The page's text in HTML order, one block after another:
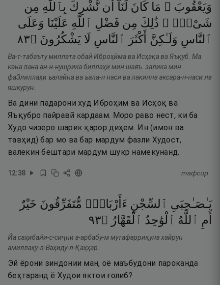
وَيَعْقُوبَ ۚ مَا كَانَ لَنَآ أَن نُّشْرِكَ بِٱللَّهِ مِن
شَىْءٍۢ ۚ ذَٰلِكَ مِن فَضْلِ ٱللَّهِ عَلَيْنَا وَعَلَى
ٱلنَّاسِ وَلَـٰكِنَّ أَكْثَرَ ٱلنَّاسِ لَا يَشْكُرُونَ ۝٣٨
Ва-т-табаъту миллата обаӣ Иброҳӣма ва Исҳақа ва Яъқуб. Ма
кана лана ан-н-нушрика биллаҳи мин шаяъ. залика мин
фаЗлиллаҳи ъалайна ва ъала-н наси ва лакинна аксара-н-наси ла
яшкурун.
Ва дини падарони худ Иброҳим ва Исҳоқ ва
Яъқубро пайравӣ кардаам. Моро раво нест, ки ба
Худо чизеро шарик қарор диҳем. Ин (имон ва
тавҳид) бар мо ва бар мардум фазли Худост,
валекин бештари мардум шукр намекунанд.
12:38 тафсир
يَـٰصَـٰحِبَىِ ٱلسِّجْنِ ءَأَرْبَابٌۭ مُّتَفَرِّقُونَ خَيْرٌ
أَمِ ٱللَّهُ ٱلْوَٰحِدُ ٱلْقَهَّارُ ۝٣٩
Йа саҳибайи-с-сиҷни а-арбабу-м мутафарриқуна хайрун
амиллаҳу-л-Ваҳиду-л-Қаҳҳар.
Эй ёрони зиндонии ман, оё маъбудони пароканда
беҳтаранд ё Худои яктои ғолиб?